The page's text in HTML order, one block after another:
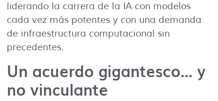
liderando la carrera de la IA con modelos
cada vez más potentes y con una demanda
de infraestructura computacional sin
precedentes.
Un acuerdo gigantesco… y
no vinculante